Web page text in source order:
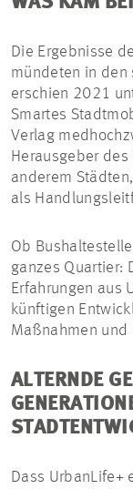
Die Ergebnisse
mündeten in den
erschien 2021
Smartes
Verlag
Herausgeber
anderem
als
Ob
ganzes Quartier:
Erfahrungen aus
künftigen
Maßnahmen und
ALTERNDE
Dass UrbanLife+